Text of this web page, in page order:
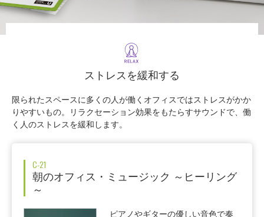
ストレスを緩和する
限られたスペースに多くの人が働くオフィスではストレスがかか
りやすいもの。リラクセーション効果をもたらすサウンドで、働
く人のストレスを緩和します。
C-21
朝のオフィス・ミュージック ～ヒーリング
～
ピアノやギターの優しい音色で奏